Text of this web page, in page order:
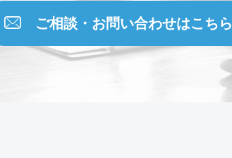
ご相談・お問い合わせはこちら